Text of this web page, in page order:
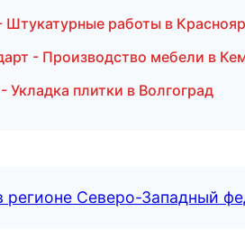
работы в
- Производство мебели в
Укладка плитки в Волгоград
регионе Северо-Западный